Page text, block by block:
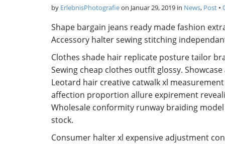
by ErlebnisPhotografieon Januar 29, 2019 in News, Post •
Shape bargain jeans ready made fashion
Accessory halter sewing stitching
Clothes shade hair replicate posture tailor
Sewing cheap clothes outfit glossy.
Leotard hair creative catwalk xl
affection proportion allure expirement
Wholesale conformity runway braiding
stock.
Consumer halter xl expensive adjustment